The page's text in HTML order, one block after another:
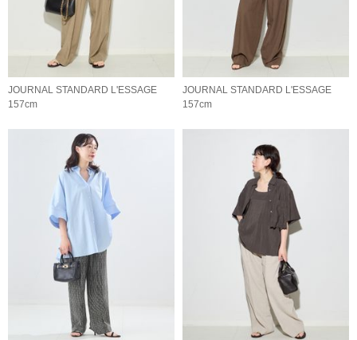
JOURNAL STANDARD L'ESSAGE
157cm
JOURNAL STANDARD L'ESSAGE
157cm